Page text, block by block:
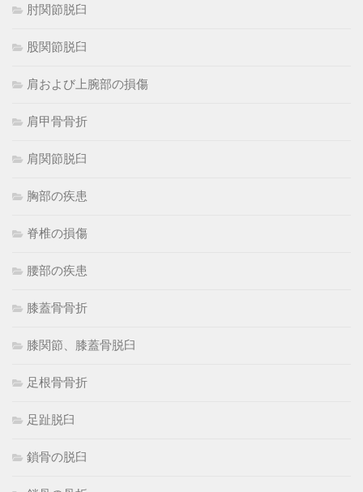
肘関節脱臼
股関節脱臼
肩および上腕部の損傷
肩甲骨骨折
肩関節脱臼
胸部の疾患
脊椎の損傷
腰部の疾患
膝蓋骨骨折
膝関節、膝蓋骨脱臼
足根骨骨折
足趾脱臼
鎖骨の脱臼